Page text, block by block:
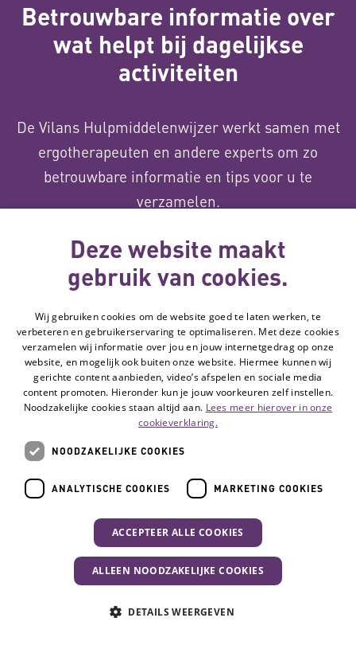
Uw activiteit
Betrouwbare informatie over
wat helpt bij dagelijkse
activiteiten
De Vilans Hulpmiddelenwijzer werkt samen met
ergotherapeuten en andere experts om zo
betrouwbare informatie en tips voor u te
verzamelen.
De Hulpmiddelenwijzer wordt gemaakt door
Vilans, kennisorganisatie voor zorg en
van Volksgezondheid, Welzijn en Sport.
Over ons
met subsidie
Volg de Hulpmiddelenwijzer: Ga naar de
Veelgestelde vragen
Deze website maakt
gebruik van cookies.
Wij gebruiken cookies om de website goed te laten werken, te
verbeteren en gebruikerservaring te optimaliseren. Met deze cookies
verzamelen wij informatie over jou en jouw internetgedrag op onze
website, en mogelijk ook buiten onze website. Hiermee kunnen wij
gerichte content aanbieden, video’s afspelen en sociale media
content promoten. Hieronder kun je jouw voorkeuren zelf instellen.
Noodzakelijke cookies staan altijd aan. Lees meer hierover in onze
cookieverklaring.
NOODZAKELIJKE COOKIES
ANALYTISCHE COOKIES MARKETING COOKIES
ACCEPTEER ALLE COOKIES
ALLEEN NOODZAKELIJKE COOKIES
DETAILS WEERGEVEN